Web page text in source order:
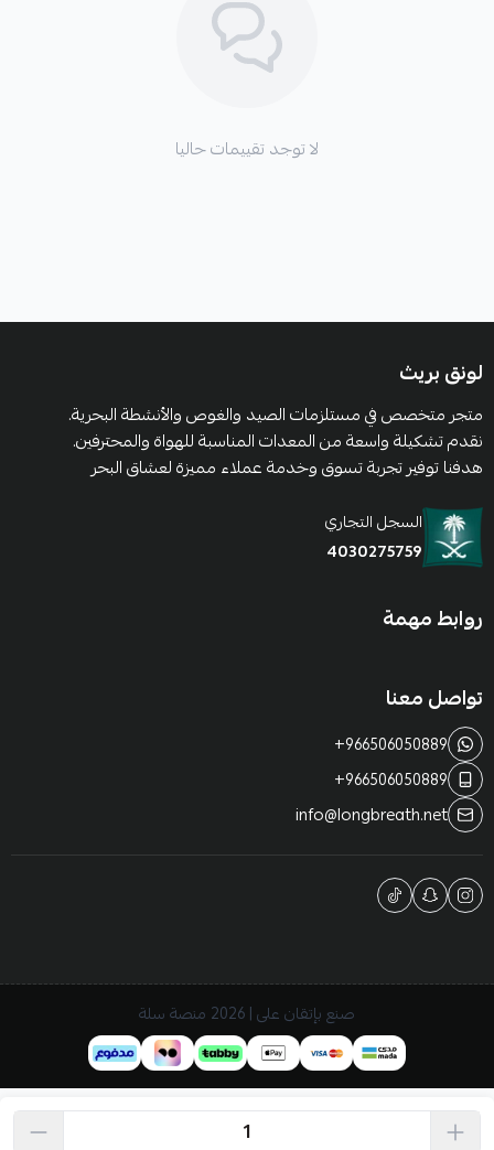
لا توجد تقييمات حاليا
لونق بريث
متجر متخصص في مستلزمات الصيد والغوص والأنشطة البحرية.
نقدم تشكيلة واسعة من المعدات المناسبة للهواة والمحترفين.
هدفنا توفير تجربة تسوق وخدمة عملاء مميزة لعشاق البحر
السجل التجاري
4030275759
روابط مهمة
تواصل معنا
+966506050889
+966506050889
info@longbreath.net
صنع بإتقان على | 2026 منصة سلة